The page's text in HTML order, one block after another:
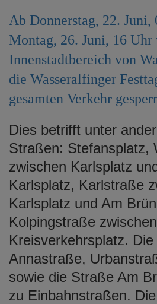
Ab Donnerstag, 22. Juni,
Montag, 26. Juni, 16
Innenstadtbereich von
die Wasseralfinger
gesamten Verkehr
Dies betrifft unter
Straßen: Stefansplatz,
zwischen Karlsplatz
Karlsplatz, Karlstraße
Karlsplatz und Am
Kolpingstraße
Kreisverkehrsplatz.
Annastraße,
sowie die Straße Am
zu Einbahnstraßen. Die